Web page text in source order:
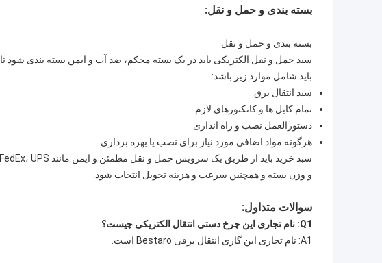
بسته بندی و حمل و نقل:
بسته بندی و حمل و نقل
سبد حمل و نقل الکتریکی باید در یک بسته محکم، ضد آب و ایمن بسته بندی شود
باید شامل موارد زیر باشد:
سبد انتقال برق
تمام کابل ها و کانکتورهای لازم
دستورالعمل نصب و راه اندازی
هرگونه مواد اضافی مورد نیاز برای نصب یا بهره برداری
و وزن بسته و همچنین سرعت و هزینه تحویل انتخاب شود.
سوالات متداول:
Q1: نام تجاری این چرخ دستی انتقال الکتریکی چیست؟
A1: نام تجاری این گاری انتقال برقی Bestaro است.